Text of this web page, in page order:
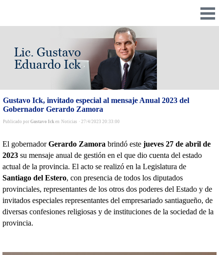
Gustavo Ick, invitado especial al mensaje Anual 2023 del
Gobernador Gerardo Zamora
Publicado por Gustavo Ick en Noticias · 27/4/2023 20:33:00
El gobernador Gerardo Zamora brindó este jueves 27 de abril de
2023 su mensaje anual de gestión en el que dio cuenta del estado
actual de la provincia. El acto se realizó en la Legislatura de
Santiago del Estero, con presencia de todos los diputados
provinciales, representantes de los otros dos poderes del Estado y de
invitados especiales representantes del empresariado santiagueño, de
diversas confesiones religiosas y de instituciones de la sociedad de la
provincia.